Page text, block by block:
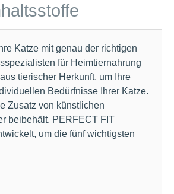
Katze mit genau der richtigen
für Heimtiernahrung
tierischer Herkunft, um Ihre
Bedürfnisse Ihrer Katze.
Zusatz von künstlichen
beibehält. PERFECT FIT
um die fünf wichtigsten